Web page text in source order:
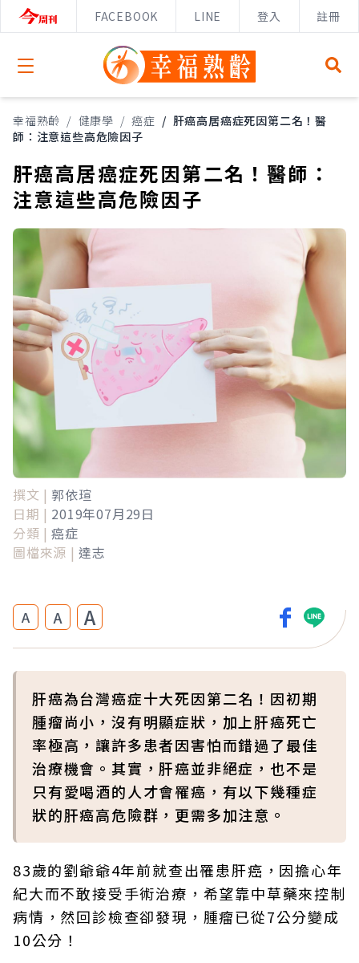
FACEBOOK LINE 登入 註冊
Open menu
幸福熟齡 / 健康學 / 癌症 / 肝癌高居癌症死因第二名！醫
師：注意這些高危險因子
肝癌高居癌症死因第二名！醫師：
注意這些高危險因子
撰文 | 郭依瑄
日期 | 2019年07月29日
分類 | 癌症
圖檔來源 | 達志
A A A
肝癌為台灣癌症十大死因第二名！因初期
腫瘤尚小，沒有明顯症狀，加上肝癌死亡
率極高，讓許多患者因害怕而錯過了最佳
治療機會。其實，肝癌並非絕症，也不是
只有愛喝酒的人才會罹癌，有以下幾種症
狀的肝癌高危險群，更需多加注意。
83歲的劉爺爺4年前就查出罹患肝癌，因擔心年
紀大而不敢接受手術治療，希望靠中草藥來控制
病情，然回診檢查卻發現，腫瘤已從7公分變成
10公分！